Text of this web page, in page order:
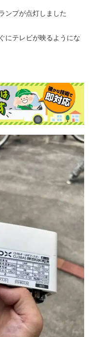
ンプが点灯しました
にテレビが映るようにな